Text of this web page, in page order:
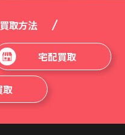
取方法
宅配買取
取